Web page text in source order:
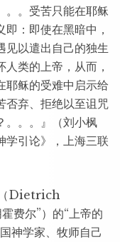
。。受苦只能在耶稣
：即使在黑暗中，
见以遣出自己的独生
类的上帝，从而，
耶稣的受难中启示给
否弃、拒绝以至诅咒
。。。』（刘小枫
学引论》，上海三联
（Dietrich
费尔”）的“上帝的
神学家、牧师自己